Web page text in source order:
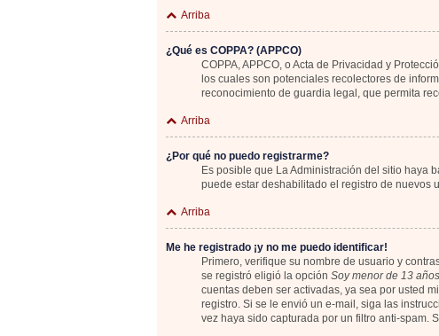
Arriba
¿Qué es COPPA? (APPCO)
COPPA, APPCO, o Acta de Privacidad y
los cuales son potenciales recolectores de
reconocimiento de guardia legal, que permita
Arriba
¿Por qué no puedo registrarme?
Es posible que La Administración del sitio haya
puede estar deshabilitado el registro de nuevos
Arriba
Me he registrado ¡y no me puedo identificar!
Primero, verifique su nombre de usuario y
se registró eligió la opción Soy menor de 13 años
cuentas deben ser activadas, ya sea por usted
registro. Si se le envió un e-mail, siga las
vez haya sido capturada por un filtro anti-spam.